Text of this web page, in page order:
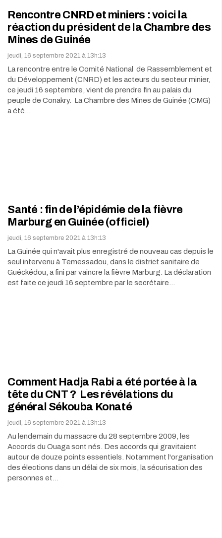
Rencontre CNRD et miniers : voici la
réaction du président de la Chambre des
Mines de Guinée
jeudi, 16 septembre 2021 à 13h:13
La rencontre entre le Comité National de Rassemblement et
du Développement (CNRD) et les acteurs du secteur minier,
ce jeudi 16 septembre, vient de prendre fin au palais du
peuple de Conakry. La Chambre des Mines de Guinée (CMG)
a été…
Santé : fin de l’épidémie de la fièvre
Marburg en Guinée (officiel)
jeudi, 16 septembre 2021 à 13h:13
La Guinée qui n'avait plus enregistré de nouveau cas depuis le
seul intervenu à Temessadou, dans le district sanitaire de
Guéckédou, a fini par vaincre la fièvre Marburg. La déclaration
est faite ce jeudi 16 septembre par le secrétaire…
Comment Hadja Rabi a été portée à la
tête du CNT ? Les révélations du
général Sékouba Konaté
jeudi, 16 septembre 2021 à 13h:13
Au lendemain du massacre du 28 septembre 2009, les
Accords du Ouaga sont nés. Des accords qui gravitaient
autour de douze points essentiels. Notamment l'organisation
des élections dans un délai de six mois, la sécurisation des
personnes et…